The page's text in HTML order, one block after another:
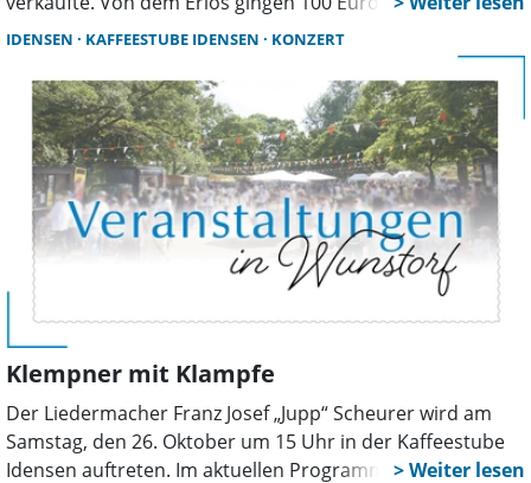
Mensch-Stiftung. Die Übergabe zwischen Kaffeestuben-
Betreiberin Catrin Hattendorf und Bernd Hildebrandt von
der Tier-hilft-Mensch-Stiftung fand bei einem gemütlichen
Kaffeetrinken statt.
IDENSEN KAFFEESTUBE IDENSEN KONZERT
Klempner mit Klampfe
Der Liedermacher Franz Josef „Jupp“ Scheurer wird am
Samstag, den 26. Oktober um 15 Uhr in der Kaffeestube
Idensen auftreten. Im aktuellen Programm singt und